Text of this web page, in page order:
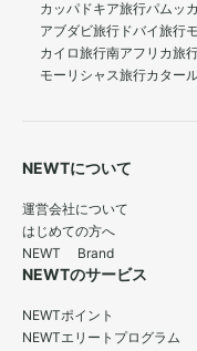
カッパドキア旅行パムッ
アブダビ旅行 ドバイ旅行
カイロ旅行南アフリカ旅
モーリシャス旅行カター
NEWTについて
運営会社について
はじめての方へ
NEWT Brand
NEWTのサービス
NEWTポイント
NEWTエリートプログラム